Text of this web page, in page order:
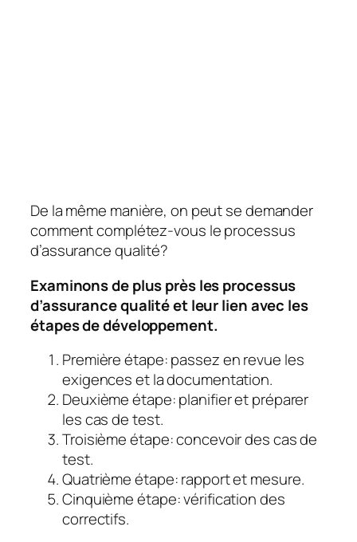
De la même manière, on peut se demander
comment complétez-vous le processus
d’assurance qualité?
Examinons de plus près les processus
d’assurance qualité et leur lien avec les
étapes de développement.
Première étape: passez en revue les
exigences et la documentation.
Deuxième étape: planifier et préparer
les cas de test.
Troisième étape: concevoir des cas de
test.
Quatrième étape: rapport et mesure.
Cinquième étape: vérification des
correctifs.